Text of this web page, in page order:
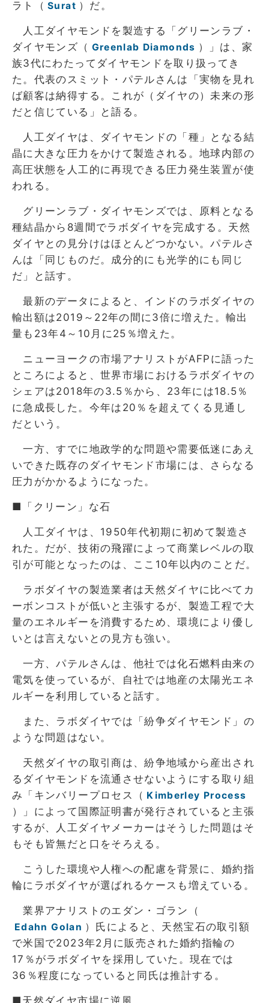
ラト（ Surat ）だ。
人工ダイヤモンドを製造する「グリーンラブ・
ダイヤモンズ（ Greenlab Diamonds ）」は、家
族3代にわたってダイヤモンドを取り扱ってき
た。代表のスミット・パテルさんは「実物を見れ
ば顧客は納得する。これが（ダイヤの）未来の形
だと信じている」と語る。
人工ダイヤは、ダイヤモンドの「種」となる結
晶に大きな圧力をかけて製造される。地球内部の
高圧状態を人工的に再現できる圧力発生装置が使
われる。
グリーンラブ・ダイヤモンズでは、原料となる
種結晶から8週間でラボダイヤを完成する。天然
ダイヤとの見分けはほとんどつかない。パテルさ
んは「同じものだ。成分的にも光学的にも同じ
だ」と話す。
最新のデータによると、インドのラボダイヤの
輸出額は2019～22年の間に3倍に増えた。輸出
量も23年4～10月に25％増えた。
ニューヨークの市場アナリストがAFPに語った
ところによると、世界市場におけるラボダイヤの
シェアは2018年の3.5％から、23年には18.5％
に急成長した。今年は20％を超えてくる見通し
だという。
一方、すでに地政学的な問題や需要低迷にあえ
いできた既存のダイヤモンド市場には、さらなる
圧力がかかるようになった。
■「クリーン」な石
人工ダイヤは、1950年代初期に初めて製造さ
れた。だが、技術の飛躍によって商業レベルの取
引が可能となったのは、ここ10年以内のことだ。
ラボダイヤの製造業者は天然ダイヤに比べてカ
ーボンコストが低いと主張するが、製造工程で大
量のエネルギーを消費するため、環境により優し
いとは言えないとの見方も強い。
一方、パテルさんは、他社では化石燃料由来の
電気を使っているが、自社では地産の太陽光エネ
ルギーを利用していると話す。
また、ラボダイヤでは「紛争ダイヤモンド」の
ような問題はない。
天然ダイヤの取引商は、紛争地域から産出され
るダイヤモンドを流通させないようにする取り組
み「キンバリープロセス（ Kimberley Process
）」によって国際証明書が発行されていると主張
するが、人工ダイヤメーカーはそうした問題はそ
もそも皆無だと口をそろえる。
こうした環境や人権への配慮を背景に、婚約指
輪にラボダイヤが選ばれるケースも増えている。
業界アナリストのエダン・ゴラン（
Edahn Golan ）氏によると、天然宝石の取引額
で米国で2023年2月に販売された婚約指輪の
17％がラボダイヤを採用していた。現在では
36％程度になっていると同氏は推計する。
■天然ダイヤ市場に逆風